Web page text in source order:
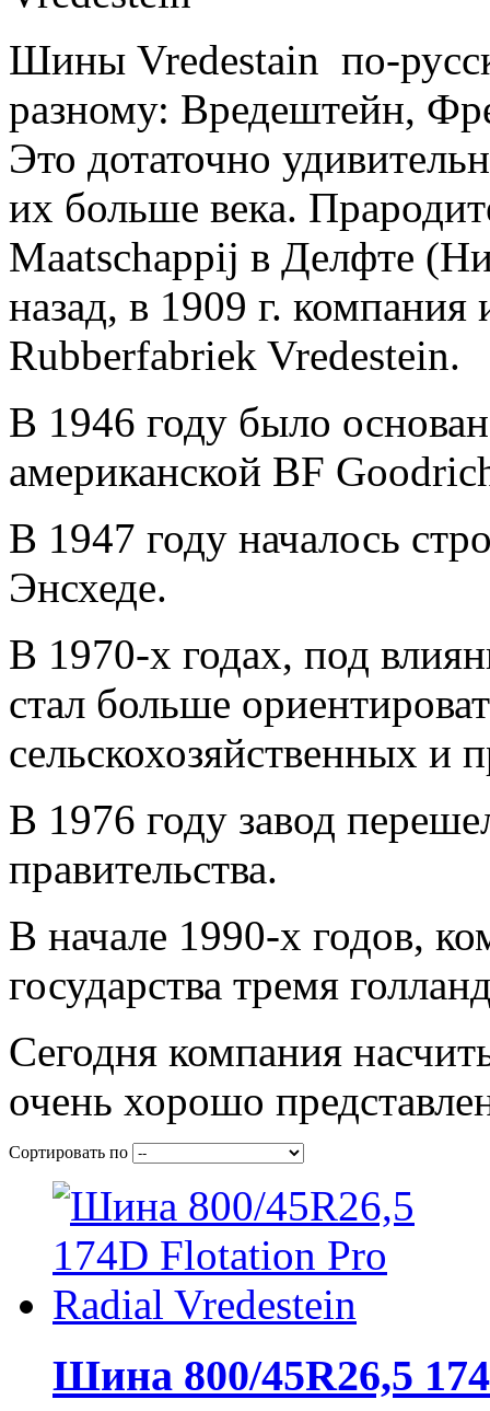
Шины Vredestain по-
разному: Вредештейн,
Это дотаточно
их больше века.
Maatschappij в Делфте
назад, в 1909 г. компания
Rubberfabriek Vredestein.
В 1946 году было
американской BF
В 1947 году началось
Энсхеде.
В 1970-х годах, под
стал больше
сельскохозяйственных
В 1976 году завод
правительства.
В начале 1990-х годов,
государства тремя
Сегодня компания
очень хорошо
Сортировать по
Шина 800/45R26,5